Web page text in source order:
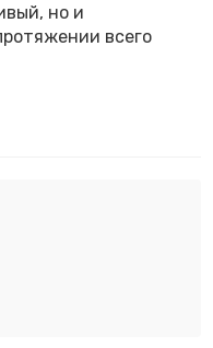
но и
всего